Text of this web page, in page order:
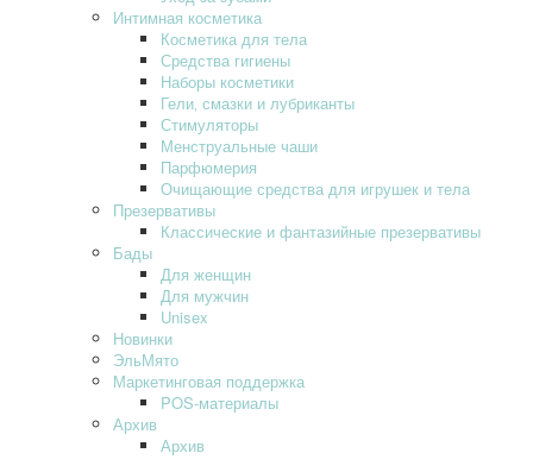
Интимная косметика
Косметика для тела
Средства гигиены
Наборы косметики
Гели‚ смазки и лубриканты
Стимуляторы
Менструальные чаши
Парфюмерия
Очищающие средства для игрушек и тела
Презервативы
Классические и фантазийные презервативы
Бады
Для женщин
Для мужчин
Unisex
Новинки
ЭльМято
Маркетинговая поддержка
POS-материалы
Архив
Архив